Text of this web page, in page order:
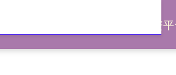
合法的配资